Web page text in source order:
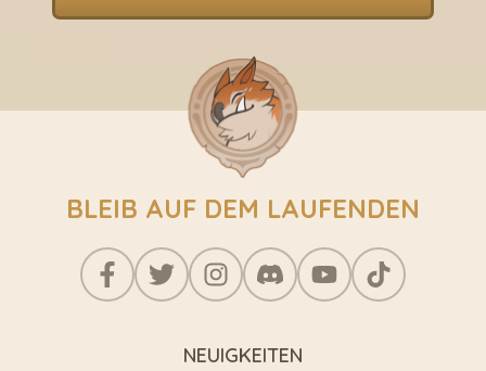
BLEIB AUF DEM LAUFENDEN
NEUIGKEITEN